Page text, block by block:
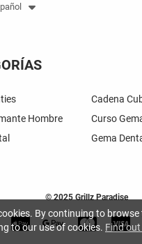
Hombre
Cadena
Curso
Gema
© 2025 Grillz Paradise
By continuing to browse
to our use of cookies. Find